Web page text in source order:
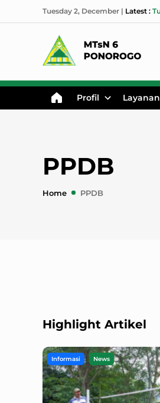
Tuesday 2, December | Latest :
Profil Layanan
PPDB
Home PPDB
Highlight Artikel
Informasi News